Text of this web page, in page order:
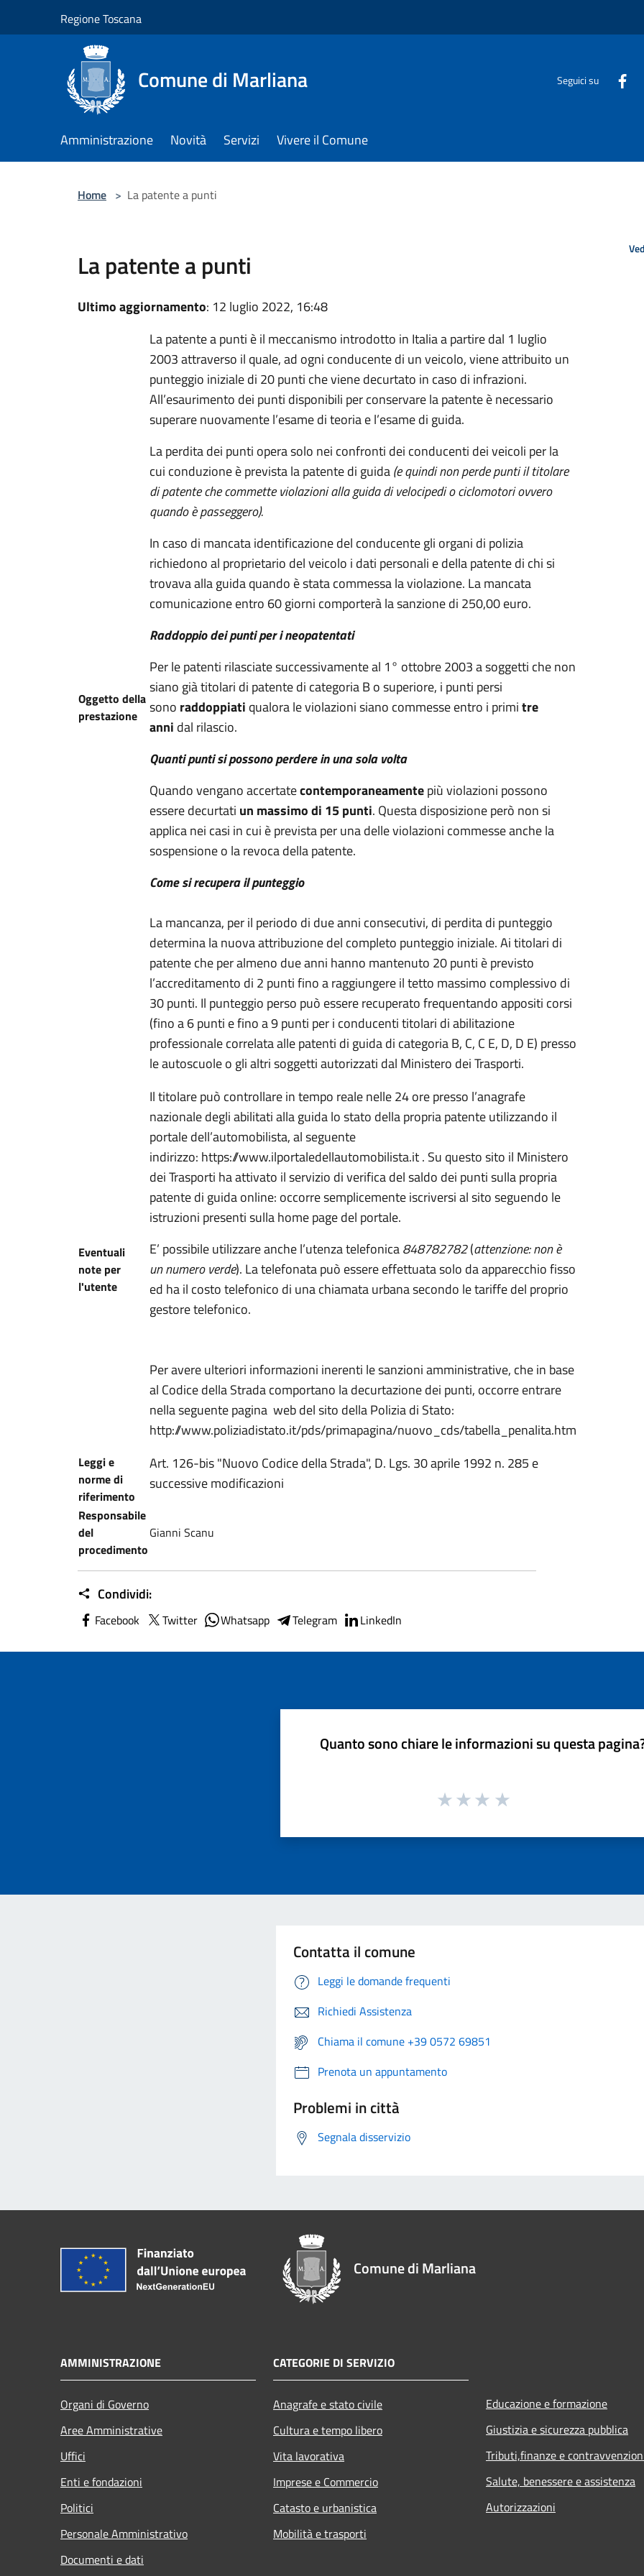
Regione Toscana
Comune di Marliana Seguici su
Amministrazione Novità Servizi Vivere il Comune
Home > La patente a punti
La patente a punti
Ultimo aggiornamento: 12 luglio 2022, 16:48
Oggetto della
prestazione
La patente a punti è il meccanismo introdotto in Italia a partire dal 1 luglio
2003 attraverso il quale, ad ogni conducente di un veicolo, viene attribuito un
punteggio iniziale di 20 punti che viene decurtato in caso di infrazioni.
All’esaurimento dei punti disponibili per conservare la patente è necessario
superare nuovamente l’esame di teoria e l’esame di guida.
La perdita dei punti opera solo nei confronti dei conducenti dei veicoli per la
cui conduzione è prevista la patente di guida(e quindi non perde punti il titolare
di patente che commette violazioni alla guida di velocipedi o ciclomotori ovvero
quando è passeggero).
In caso di mancata identificazione del conducente gli organi di polizia
richiedono al proprietario del veicolo i dati personali e della patente di chi si
trovava alla guida quando è stata commessa la violazione. La mancata
comunicazione entro 60 giorni comporterà la sanzione di 250,00 euro.
Raddoppio dei punti per i neopatentati
Per le patenti rilasciate successivamente al 1° ottobre 2003 a soggetti che non
siano già titolari di patente di categoria B o superiore, i punti persi
sono raddoppiati qualora le violazioni siano commesse entro i primitre
anni dal rilascio.
Quanti punti si possono perdere in una sola volta
Quando vengano accertatecontemporaneamentepiù violazioni possono
essere decurtati un massimo di 15 punti. Questa disposizione però non si
applica nei casi in cui è prevista per una delle violazioni commesse anche la
sospensione o la revoca della patente.
Come si recupera il punteggio
La mancanza, per il periodo di due anni consecutivi, di perdita di punteggio
determina la nuova attribuzione del completo punteggio iniziale. Ai titolari di
patente che per almeno due anni hanno mantenuto 20 punti è previsto
l’accreditamento di 2 punti fino a raggiungere il tetto massimo complessivo di
30 punti. Il punteggio perso può essere recuperato frequentando appositi corsi
(fino a 6 punti e fino a 9 punti per i conducenti titolari di abilitazione
professionale correlata alle patenti di guida di categoria B, C, C E, D, D E) presso
le autoscuole o gli altri soggetti autorizzati dal Ministero dei Trasporti.
Eventuali
note per
l'utente
Il titolare può controllare in tempo reale nelle 24 ore presso l’anagrafe
nazionale degli abilitati alla guida lo stato della propria patente utilizzando il
portale dell’automobilista, al seguente
indirizzo: https://www.ilportaledellautomobilista.it . Su questo sito il Ministero
dei Trasporti ha attivato il servizio di verifica del saldo dei punti sulla propria
patente di guida online: occorre semplicemente iscriversi al sito seguendo le
istruzioni presenti sulla home page del portale.
E’ possibile utilizzare anche l’utenza telefonica848782782(attenzione: non è
un numero verde). La telefonata può essere effettuata solo da apparecchio fisso
ed ha il costo telefonico di una chiamata urbana secondo le tariffe del proprio
gestore telefonico.
Per avere ulteriori informazioni inerenti le sanzioni amministrative, che in base
al Codice della Strada comportano la decurtazione dei punti, occorre entrare
nella seguente pagina web del sito della Polizia di Stato:
http://www.poliziadistato.it/pds/primapagina/nuovo_cds/tabella_penalita.htm
Leggi e
norme di
riferimento
Art. 126-bis "Nuovo Codice della Strada", D. Lgs. 30 aprile 1992 n. 285 e
successive modificazioni
Responsabile
del
procedimento
Gianni Scanu
Condividi:
Facebook Twitter Whatsapp Telegram LinkedIn
Quanto sono chiare le informazioni su questa
Contatta il comune
Leggi le domande frequenti
Richiedi Assistenza
Chiama il comune +39 0572 69851
Prenota un appuntamento
Problemi in città
Segnala disservizio
Comune di Marliana
AMMINISTRAZIONE
Organi di Governo
Aree Amministrative
Uffici
Enti e fondazioni
Politici
Personale Amministrativo
Documenti e dati
CATEGORIE DI SERVIZIO
Anagrafe e stato civile
Cultura e tempo libero
Vita lavorativa
Imprese e Commercio
Catasto e urbanistica
Mobilità e trasporti
Educazione e formazione
Giustizia e sicurezza pubblica
Tributi,finanze e
Salute, benessere e assistenza
Autorizzazioni